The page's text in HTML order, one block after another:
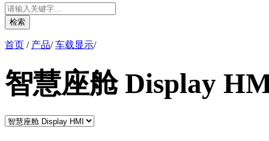
检索
首页 / 产品/ 车载显示/
智慧座舱 Display